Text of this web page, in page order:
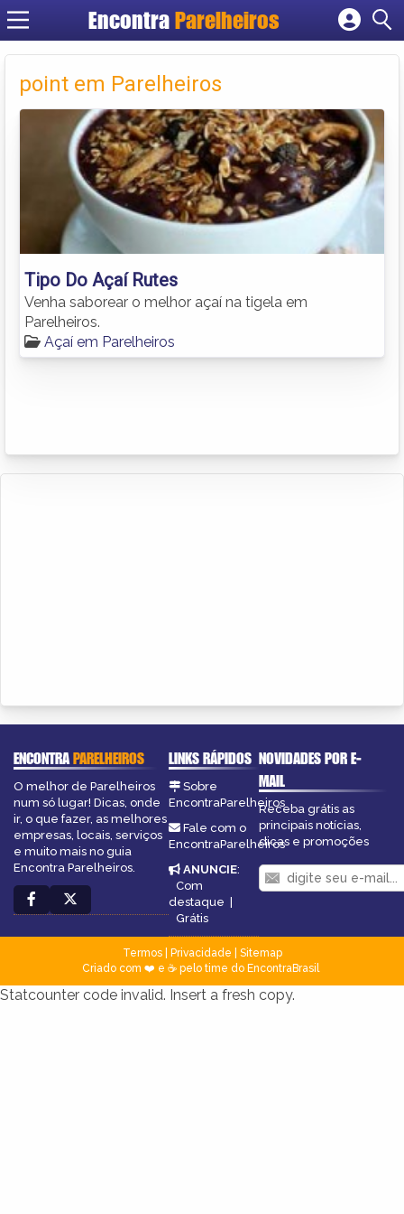
Encontra Parelheiros
Cadastrar empresa
Criar conta
point em Parelheiros
Tipo Do Açaí Rutes
Venha saborear o melhor açaí na tigela em
Parelheiros.
Açaí em Parelheiros
ENCONTRAPARELHEIROS
O melhor de Parelheiros
num só lugar! Dicas, onde
ir, o que fazer, as melhores
empresas, locais, serviços
e muito mais no guia
Encontra Parelheiros.
LINKS RÁPIDOS
Sobre
EncontraParelheiros
Fale com o
EncontraParelheiros
ANUNCIE:
Com
destaque |
Grátis
NOVIDADES POR E-
MAIL
Receba grátis as
principais notícias,
dicas e promoções
Termos| Privacidade
Sitemap
Criado com ❤️ e ☕ pelo time do EncontraBrasil
Statcounter code invalid. Insert a fresh copy.